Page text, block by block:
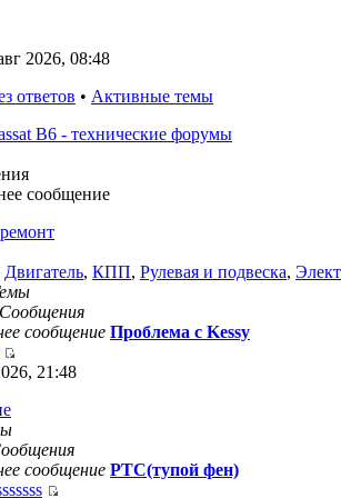
2026, 08:48
ответов • Активные темы
B6 - технические форумы
сообщение
Двигатель, КПП, Рулевая и подвеска,
Сообщения
сообщение Проблема с Kessy
21:48
сообщение РТС(тупой фен)